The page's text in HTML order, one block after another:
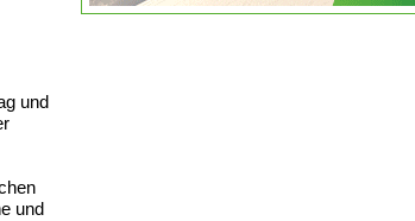
und
und